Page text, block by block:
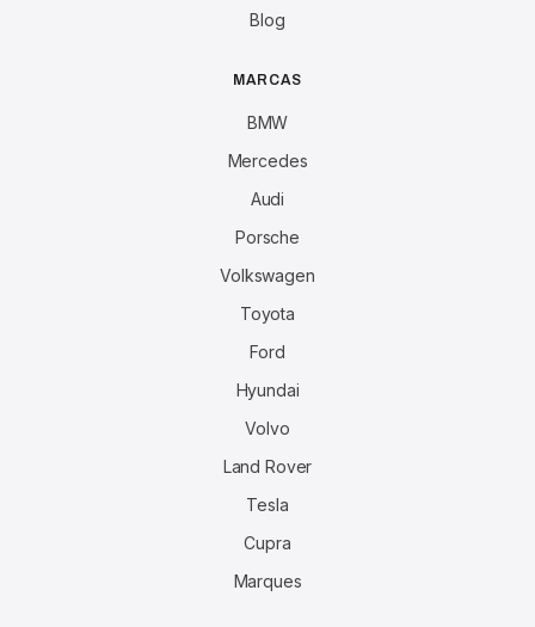
Blog
MARCAS
BMW
Mercedes
Audi
Porsche
Volkswagen
Toyota
Ford
Hyundai
Volvo
Land Rover
Tesla
Cupra
Marques